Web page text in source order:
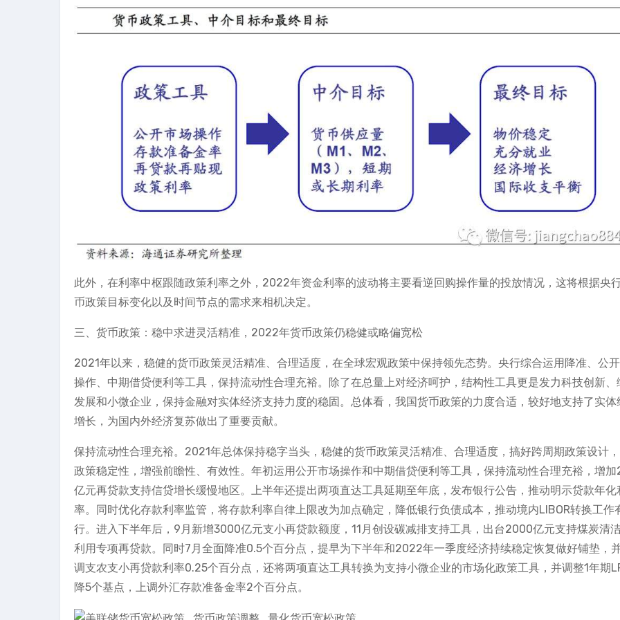
此外，在利率中枢跟随政策利率之外，2022年资金利率的波动将主要看逆回购操作量的投放情况，这将根据央
币政策目标变化以及时间节点的需求来相机决定。
三、货币政策：稳中求进灵活精准，2022年货币政策仍稳健或略偏宽松
2021年以来，稳健的货币政策灵活精准、合理适度，在全球宏观政策中保持领先态势。央行综合运用降准、公
操作、中期借贷便利等工具，保持流动性合理充裕。除了在总量上对经济呵护，结构性工具更是发力科技创新、
发展和小微企业，保持金融对实体经济支持力度的稳固。总体看，我国货币政策的力度合适，较好地支持了实体
增长，为国内外经济复苏做出了重要贡献。
保持流动性合理充裕。2021年总体保持稳字当头，稳健的货币政策灵活精准、合理适度，搞好跨周期政策设计
政策稳定性，增强前瞻性、有效性。年初运用公开市场操作和中期借贷便利等工具，保持流动性合理充裕，增
亿元再贷款支持信贷增长缓慢地区。上半年还提出两项直达工具延期至年底，发布银行公告，推动明示贷款年化
率。同时优化存款利率监管，将存款利率自律上限改为加点确定，降低银行负债成本，推动境内LIBOR转换工作
行。进入下半年后，9月新增3000亿元支小再贷款额度，11月创设碳减排支持工具，出台2000亿元支持煤炭清
利用专项再贷款。同时7月全面降准0.5个百分点，提早为下半年和2022年一季度经济持续稳定恢复做好铺垫，
调支农支小再贷款利率0.25个百分点，还将两项直达工具转换为支持小微企业的市场化政策工具，并调整1年期
降5个基点，上调外汇存款准备金率2个百分点。